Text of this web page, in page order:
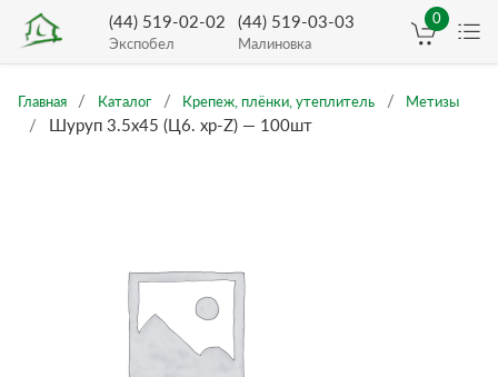
(44) 519-02-02
Экспобел
(44) 519-03-03
Малиновка
0
Главная Каталог Крепеж, плёнки, утеплитель Метизы
Шуруп 3.5х45 (Ц6. хр-Z) — 100шт